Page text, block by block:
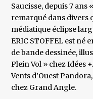
Saucisse, depuis 7
remarqué dans divers
médiatique éclipse
ERIC STOFFEL est né
de bande dessinée,
Plein Vol » chez Idées
Vents d’Ouest
chez Grand Angle.